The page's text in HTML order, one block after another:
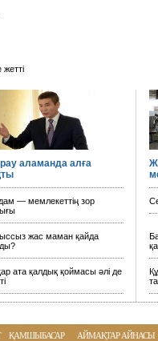
аламанда алға
— мемлекеттің зор
жас маман қайда
ата қалдық қоймасы әлі де
ҚАМШЫБАСАР АЙМАҚТАР АЙНАСЫ